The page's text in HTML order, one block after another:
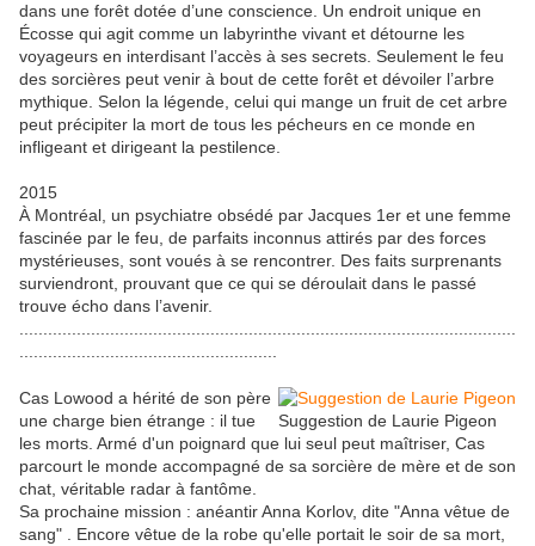
dans une forêt dotée d’une conscience. Un endroit unique en
Écosse qui agit comme un labyrinthe vivant et détourne les
voyageurs en interdisant l’accès à ses secrets. Seulement le feu
des sorcières peut venir à bout de cette forêt et dévoiler l’arbre
mythique. Selon la légende, celui qui mange un fruit de cet arbre
peut précipiter la mort de tous les pécheurs en ce monde en
infligeant et dirigeant la pestilence.
2015
À Montréal, un psychiatre obsédé par Jacques 1er et une femme
fascinée par le feu, de parfaits inconnus attirés par des forces
mystérieuses, sont voués à se rencontrer. Des faits surprenants
surviendront, prouvant que ce qui se déroulait dans le passé
trouve écho dans l’avenir.
Suggestion de Laurie Pigeon
Cas Lowood a hérité de son père
une charge bien étrange : il tue
les morts. Armé d'un poignard que lui seul peut maîtriser, Cas
parcourt le monde accompagné de sa sorcière de mère et de son
chat, véritable radar à fantôme.
Sa prochaine mission : anéantir Anna Korlov, dite "Anna vêtue de
sang" . Encore vêtue de la robe qu'elle portait le soir de sa mort,